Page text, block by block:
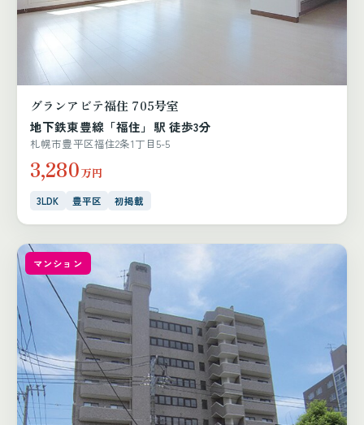
グランアビテ福住 705号室
地下鉄東豊線「福住」駅 徒歩3分
札幌市豊平区福住2条1丁目5-5
3,280万円
3LDK 豊平区 初掲載
マンション